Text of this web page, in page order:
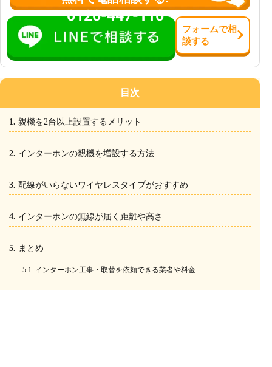
0120-447-110
フォームで相
談する
目次
親機を2台以上設置するメリット
インターホンの親機を増設する方法
配線がいらないワイヤレスタイプがおすすめ
インターホンの無線が届く距離や高さ
まとめ
インターホン工事・取替を依頼できる業者や料金